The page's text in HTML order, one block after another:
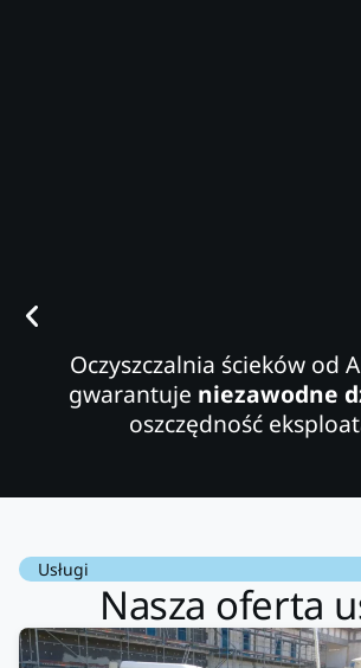
Oczyszczalnia ścieków od
gwarantuje niezawodne
oszczędność
Usługi
Nasza oferta